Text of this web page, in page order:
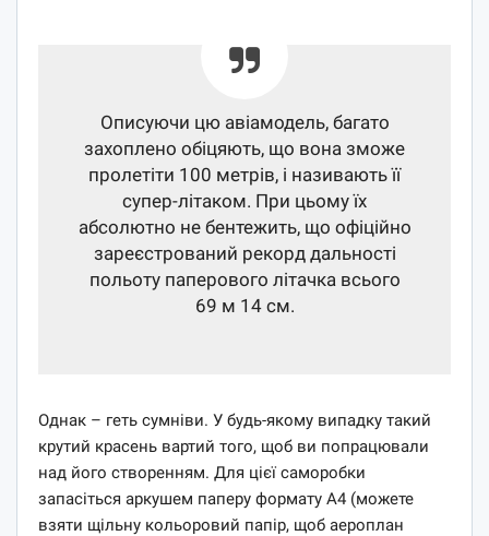
Описуючи цю авіамодель, багато
захоплено обіцяють, що вона зможе
пролетіти 100 метрів, і називають її
супер-літаком. При цьому їх
абсолютно не бентежить, що офіційно
зареєстрований рекорд дальності
польоту паперового літачка всього
69 м 14 см.
Однак – геть сумніви. У будь-якому випадку такий
крутий красень вартий того, щоб ви попрацювали
над його створенням. Для цієї саморобки
запасіться аркушем паперу формату А4 (можете
взяти щільну кольоровий папір, щоб аероплан